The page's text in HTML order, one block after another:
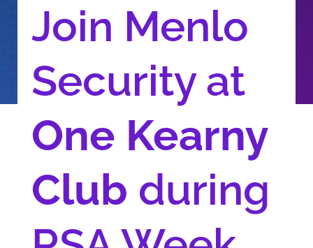
Join Menlo
Security at
One Kearny
Club during